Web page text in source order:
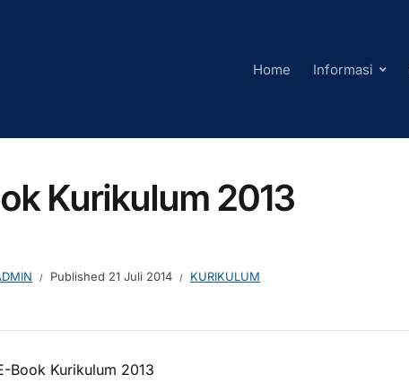
Home Informasi
Kurikulum 2013
Published 21 Juli 2014 KURIKULUM
Book Kurikulum 2013